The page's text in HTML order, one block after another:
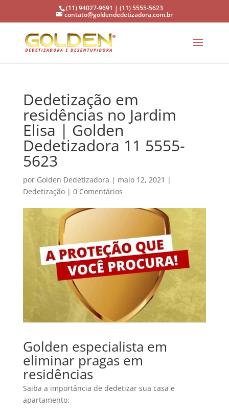
(11) 94027-9691 | (11) 5555-5623
contato@goldendedetizadora.com.br
Dedetização em
residências no Jardim
Elisa | Golden
Dedetizadora 11 5555-
5623
por Golden Dedetizadora | maio 12, 2021 |
Dedetização| 0 Comentários
Golden especialista em
eliminar pragas em
residências
Saiba a importância de dedetizar sua casa e
apartamento: